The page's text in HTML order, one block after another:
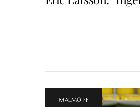
MALMÖ FF